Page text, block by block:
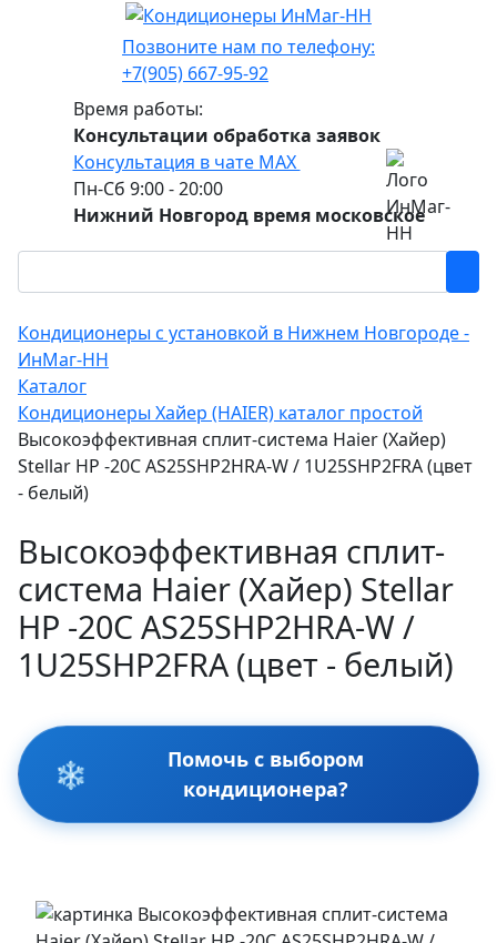
Позвоните нам по телефону:
+7(905) 667-95-92
Время работы:
Консультации обработка заявок
Консультация в чате МАХ
Пн-Сб 9:00 - 20:00
Нижний Новгород время московское
Кондиционеры с установкой в Нижнем Новгороде -
ИнМаг-НН
Каталог
Кондиционеры Хайер (HAIER) каталог простой
Высокоэффективная сплит-система Haier (Хайер)
Stellar HP -20С AS25SHP2HRA-W / 1U25SHP2FRA (цвет
- белый)
Высокоэффективная сплит-
система Haier (Хайер) Stellar
HP -20С AS25SHP2HRA-W /
1U25SHP2FRA (цвет - белый)
❄️
Помочь с выбором
кондиционера?